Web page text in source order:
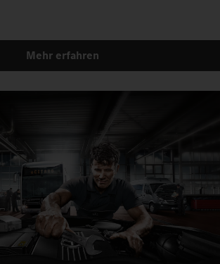
Mehr erfahren